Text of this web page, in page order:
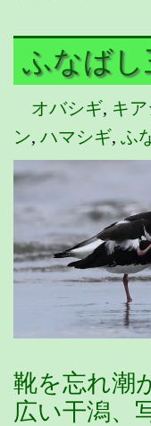
ふなば
オバシギ, キ
ン, ハマシギ, ふ
靴を忘れ潮
広い干潟、